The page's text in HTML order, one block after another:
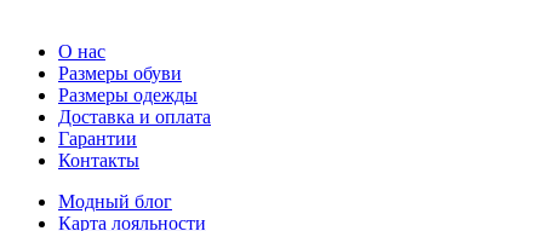
О нас
Размеры обуви
Размеры одежды
Доставка и оплата
Гарантии
Контакты
Модный блог
Карта лояльности